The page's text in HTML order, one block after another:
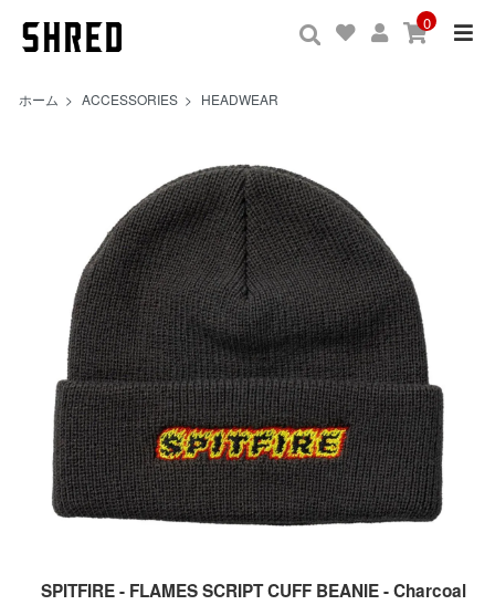
0
ホーム > ACCESSORIES > HEADWEAR
SPITFIRE - FLAMES SCRIPT CUFF BEANIE - Charcoal